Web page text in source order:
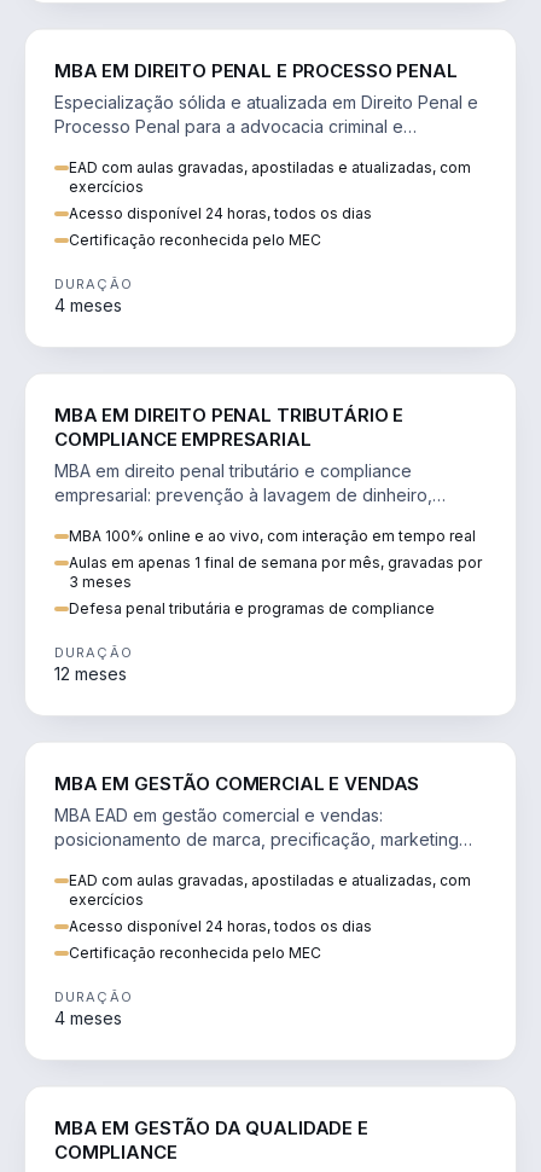
MBA EM DIREITO PENAL E PROCESSO PENAL
Especialização sólida e atualizada em Direito Penal e
Processo Penal para a advocacia criminal e
EAD com aulas gravadas, apostiladas e atualizadas, com
exercícios
Acesso disponível 24 horas, todos os dias
Certificação reconhecida pelo MEC
DURAÇÃO
4 meses
MBA EM DIREITO PENAL TRIBUTÁRIO E
COMPLIANCE EMPRESARIAL
MBA em direito penal tributário e compliance
empresarial: prevenção à lavagem de dinheiro,
MBA 100% online e ao vivo, com interação em tempo real
Aulas em apenas 1 final de semana por mês, gravadas por
3 meses
Defesa penal tributária e programas de compliance
DURAÇÃO
12 meses
MBA EM GESTÃO COMERCIAL E VENDAS
MBA EAD em gestão comercial e vendas:
posicionamento de marca, precificação, marketing
EAD com aulas gravadas, apostiladas e atualizadas, com
exercícios
Acesso disponível 24 horas, todos os dias
Certificação reconhecida pelo MEC
DURAÇÃO
4 meses
MBA EM GESTÃO DA QUALIDADE E
COMPLIANCE